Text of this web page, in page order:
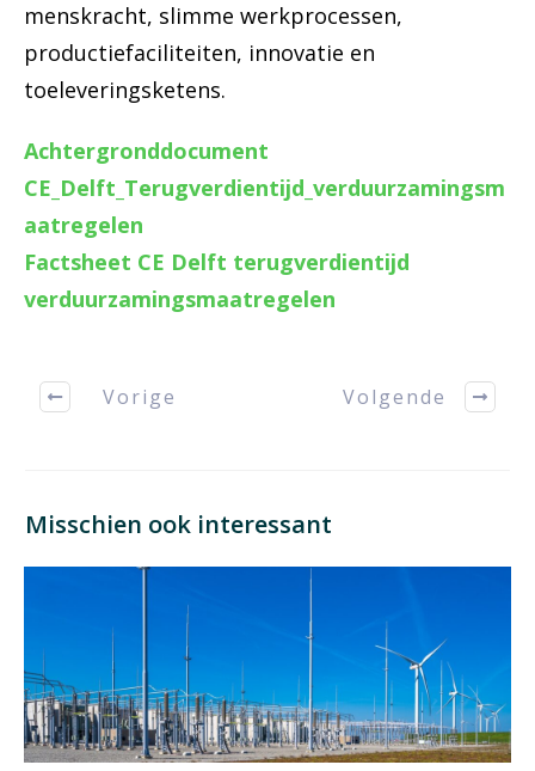
menskracht, slimme werkprocessen,
productiefaciliteiten, innovatie en
toeleveringsketens.
Achtergronddocument
CE_Delft_Terugverdientijd_verduurzamingsm
aatregelen
Factsheet CE Delft terugverdientijd
verduurzamingsmaatregelen
Vorige Volgende
Misschien ook interessant